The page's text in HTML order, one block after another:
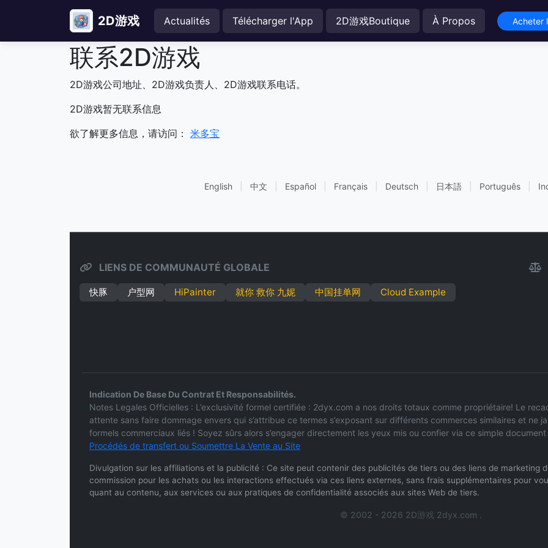
2D游戏 Actualités Télécharger l'App 2D游戏Boutique À Propos Acheter
联系2D游戏
2D游戏公司地址、2D游戏负责人、2D游戏联系电话。
2D游戏暂无联系信息
欲了解更多信息，请访问： 米多宝
English 中文 Español Français Deutsch 日本語 Português
LIENS DE COMMUNAUTÉ GLOBALE
快豚 户型网 HiPainter 就你 救你 九妮 中国挂单网 Cloud Example
Indication De Base Du Contrat Et Responsabilités.
Notes Legales Officielles : L’exclusivité formel certifiée : 2dyx.com a nos droits totaux comme propriétaire! Le
attente sans faire dommage envers qui s’attribue ce termes s’exposant sur différents commerces similaires et ne
formels commerciaux liés ! Soyez sûrs alors s’engager directement les yeux mis ou confier via ce simple
Procédés de transfert ou Soumettre La Vente au Site
Divulgation sur les affiliations et la publicité : Ce site peut contenir des publicités de tiers ou des liens de marketing
commission pour les achats ou les interactions effectués via ces liens externes, sans frais supplémentaires pour
quant au contenu, aux services ou aux pratiques de confidentialité associés aux sites Web de tiers.
© 2002 - 2026 2D游戏 2dyx.com .